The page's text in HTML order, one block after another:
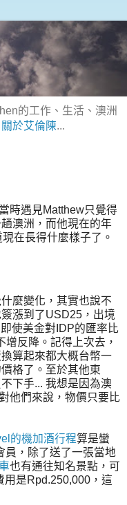
的工作、生活、澳洲
關於艾倫陳...
時遇見Matthew只覺得
澳洲，而他現在的年
在長得什麼樣子了。
麼變化，其實也說不
漲到了USD25，出境
使美金對IDP的匯率比
增反降。記得上次去，
算起來都大概台幣一
格了。至於其他東
下手... 我想是因為澳
他們來說，物價只要比
的機加酒行程算是蠻
員，除了送了一張當地
也有通往知名景點，可
用是Rpd.250,000，這